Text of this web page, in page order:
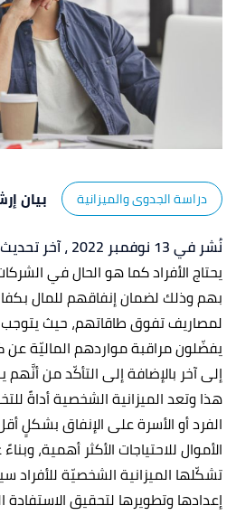
دراسة الجدوى والميزانية
بيان
نُشر في 13 نوفمبر 2022
، آخر تحديث 17 ديسمبر 2022
يحتاج الأفراد كما هو الحال في
بهم وذلك لضمان إنفاقهم للمال
لمصاريف تفوق طاقاتهم، حيث
يفضّلون مراقبة مواردهم الماليّة
إلى آخر بالإضافة إلى التأكّد من
هذا وتعد الميزانية الشخصية أداةً
الفرد أو الأسرة على الإنفاق بشكلٍ
الأموال للاحتياجات الأكثر أهمية،
تشكّلها الميزانية الشخصيّة
إعدادها وتطويرها لتحقيق